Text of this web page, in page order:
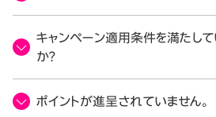
キャンペーン適用条件を満たし
か？
ポイントが進呈されていません。